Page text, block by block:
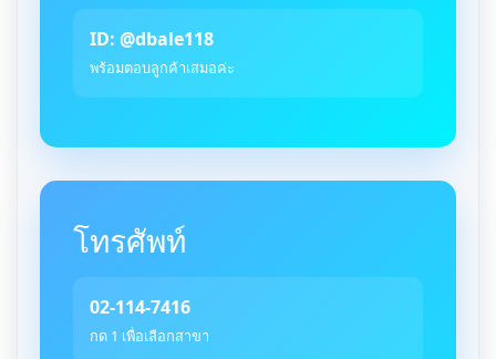
ID: @dbale118
พร้อมตอบลูกค้าเสมอค่ะ
โทรศัพท์
02-114-7416
กด 1 เพื่อเลือกสาขา